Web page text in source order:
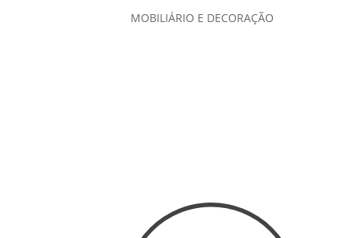
MOBILIÁRIO E DECORAÇÃO